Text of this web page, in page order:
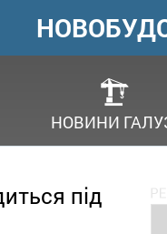
НОВИНИ
під